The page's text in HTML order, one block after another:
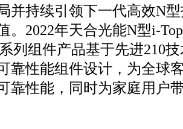
并持续引领下一代高效N
。2022年天合光能N型i-
列组件产品基于先进210
靠性能组件设计，为全球
靠性能，同时为家庭用户